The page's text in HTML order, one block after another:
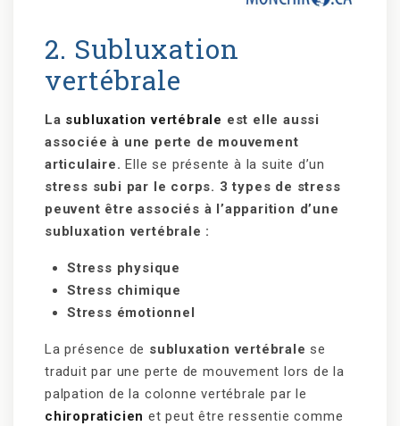
2. Subluxation
vertébrale
La subluxation vertébrale est elle aussi
associée à une perte de mouvement
articulaire. Elle se présente à la suite d’un
stress subi par le corps. 3 types de stress
peuvent être associés à l’apparition d’une
subluxation vertébrale :
Stress physique
Stress chimique
Stress émotionnel
La présence de subluxation vertébrale se
traduit par une perte de mouvement lors de la
palpation de la colonne vertébrale par le
chiropraticien et peut être ressentie comme